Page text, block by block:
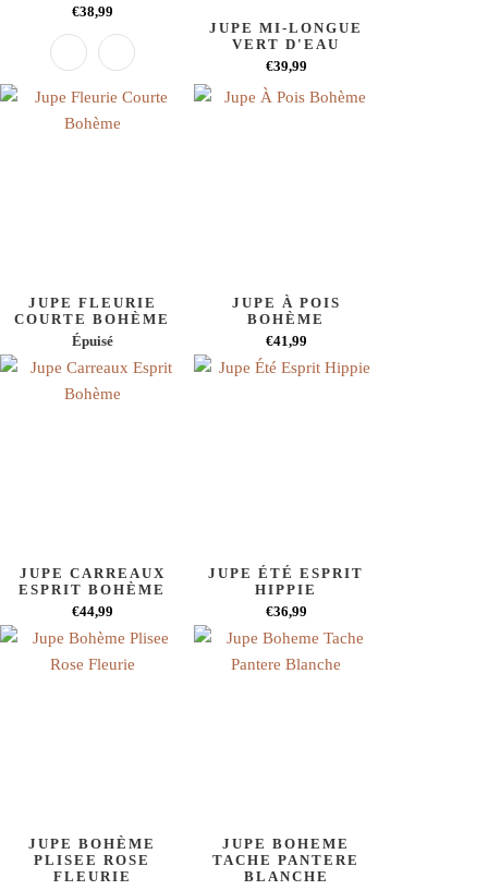
€38,99
JUPE MI-LONGUE
VERT D'EAU
€39,99
JUPE FLEURIE
COURTE BOHÈME
Épuisé
JUPE À POIS
BOHÈME
€41,99
JUPE CARREAUX
ESPRIT BOHÈME
€44,99
JUPE ÉTÉ ESPRIT
HIPPIE
€36,99
JUPE BOHÈME
PLISEE ROSE
FLEURIE
JUPE BOHEME
TACHE PANTERE
BLANCHE